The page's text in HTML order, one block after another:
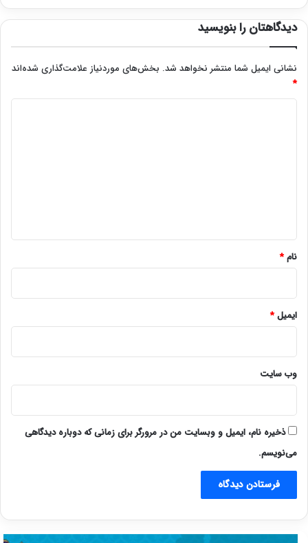
دیدگاهتان را بنویسید
نشانی ایمیل شما منتشر نخواهد شد. بخش‌های موردنیاز علامت‌گذاری شده‌اند
*
نام*
ایمیل*
وب‌ سایت
ذخیره نام، ایمیل و وبسایت من در مرورگر برای زمانی که دوباره دیدگاهی
می‌نویسم.